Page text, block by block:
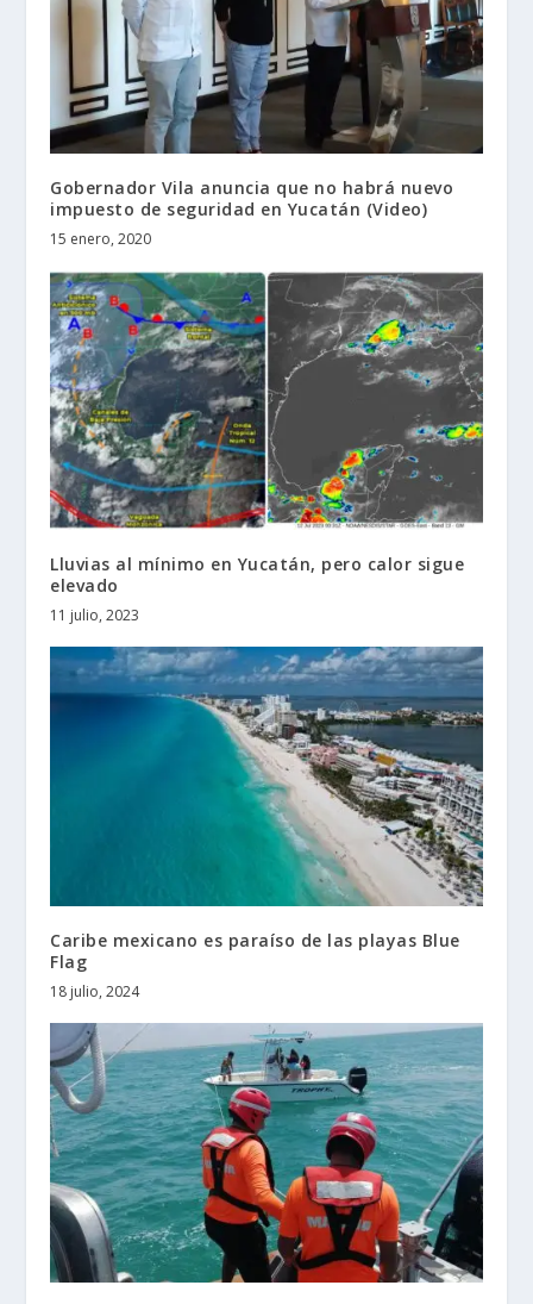
Gobernador Vila anuncia que no habrá nuevo
impuesto de seguridad en Yucatán (Video)
15 enero, 2020
Lluvias al mínimo en Yucatán, pero calor sigue
elevado
11 julio, 2023
Caribe mexicano es paraíso de las playas Blue
Flag
18 julio, 2024